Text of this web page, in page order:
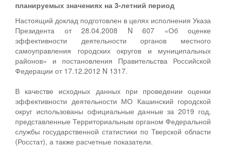
планируемых значениях на 3-летний период
Настоящий доклад подготовлен в целях исполнения Указа
Президента от 28.04.2008 N 607 «Об оценке
эффективности деятельности органов местного
самоуправления городских округов и муниципальных
районов» и постановления Правительства Российской
Федерации от 17.12.2012 N 1317.
В качестве исходных данных при проведении оценки
эффективности деятельности МО Кашинский городской
округ использованы официальные данные за 2019 год,
представленные Территориальным органом Федеральной
службы государственной статистики по Тверской области
(Росстат), а также расчетные показатели.